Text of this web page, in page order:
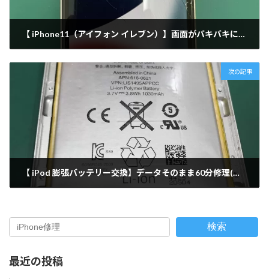
【 iPhone11（アイフォン イレブン）】画面がバキバキに！？そんな時は/画面交換修理/出張修理 (西新店)
次の記事
【 iPod 膨張バッテリー交換】データそのまま60分修理(久留米店)
検索
最近の投稿